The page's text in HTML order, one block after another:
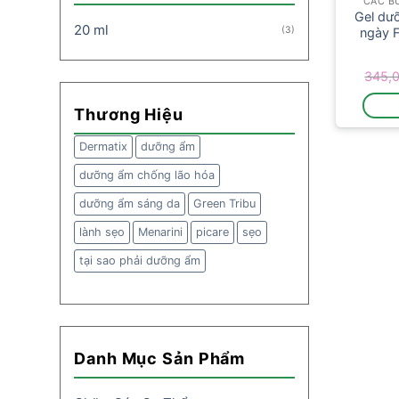
20 ml (3)
Thương Hiệu
Dermatix dưỡng ẩm
dưỡng ẩm chống lão hóa
dưỡng ẩm sáng da Green Tribu
lành sẹo Menarini picare sẹo
tại sao phải dưỡng ẩm
Danh Mục Sản Phẩm
Gel
ngày